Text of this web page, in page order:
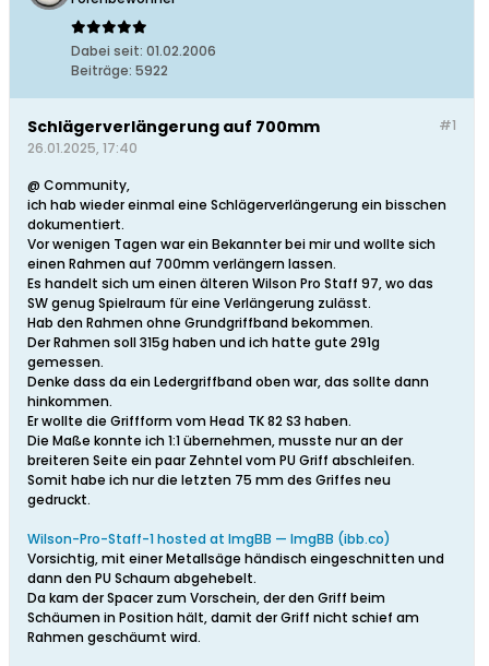
Dabei seit: 01.02.2006
Beiträge: 5922
#1
Schlägerverlängerung auf 700mm
26.01.2025, 17:40
@ Community,
ich hab wieder einmal eine Schlägerverlängerung ein bisschen
dokumentiert.
Vor wenigen Tagen war ein Bekannter bei mir und wollte sich
einen Rahmen auf 700mm verlängern lassen.
Es handelt sich um einen älteren Wilson Pro Staff 97, wo das
SW genug Spielraum für eine Verlängerung zulässt.
Hab den Rahmen ohne Grundgriffband bekommen.
Der Rahmen soll 315g haben und ich hatte gute 291g
gemessen.
Denke dass da ein Ledergriffband oben war, das sollte dann
hinkommen.
Er wollte die Griffform vom Head TK 82 S3 haben.
Die Maße konnte ich 1:1 übernehmen, musste nur an der
breiteren Seite ein paar Zehntel vom PU Griff abschleifen.
Somit habe ich nur die letzten 75 mm des Griffes neu
gedruckt.
Wilson-Pro-Staff-1 hosted at ImgBB — ImgBB (ibb.co)
Vorsichtig, mit einer Metallsäge händisch eingeschnitten und
dann den PU Schaum abgehebelt.
Da kam der Spacer zum Vorschein, der den Griff beim
Schäumen in Position hält, damit der Griff nicht schief am
Rahmen geschäumt wird.